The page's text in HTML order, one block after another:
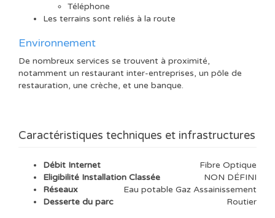
Téléphone
Les terrains sont reliés à la route
Environnement
De nombreux services se trouvent à proximité,
notamment un restaurant inter-entreprises, un pôle de
restauration, une crèche, et une banque.
Caractéristiques techniques et infrastructures
Débit Internet
Fibre Optique
Eligibilité Installation Classée
NON DÉFINI
Réseaux
Eau potable Gaz Assainissement
Desserte du parc
Routier